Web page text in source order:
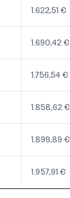
1.622,51 €
1.690,42 €
1.756,54 €
1.858,62 €
1.899,89 €
1.957,91 €